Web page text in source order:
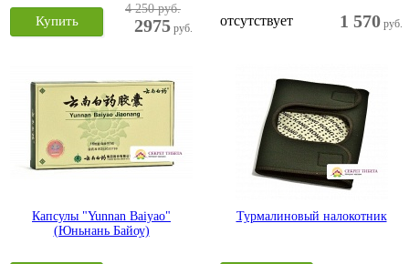
4 250 руб.
2975 руб.
Купить 1 570 руб.
отсутствует
Капсулы "Yunnan Baiyao"
(Юньнань Байоу)
Турмалиновый налокотник